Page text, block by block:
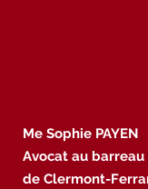
Me Sophie PAYEN
Avocat au barreau
de Clermont-